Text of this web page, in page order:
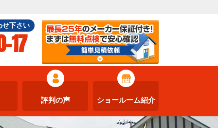
せ下さい
17
評判の声 ショールーム紹介